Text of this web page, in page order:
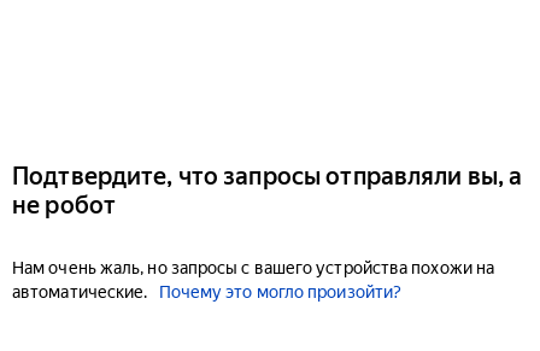
Подтвердите, что запросы отправляли вы, а
не робот
Нам очень жаль, но запросы с вашего устройства похожи на
автоматические.
Почему это могло произойти?